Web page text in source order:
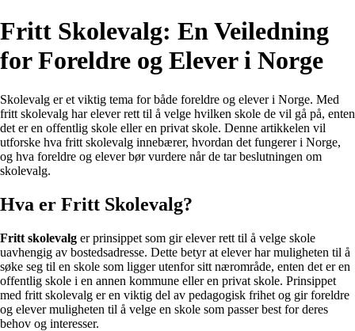
Fritt Skolevalg: En Veiledning
for Foreldre og Elever i Norge
Skolevalg er et viktig tema for både foreldre og elever i Norge. Med
fritt skolevalg har elever rett til å velge hvilken skole de vil gå på, enten
det er en offentlig skole eller en privat skole. Denne artikkelen vil
utforske hva fritt skolevalg innebærer, hvordan det fungerer i Norge,
og hva foreldre og elever bør vurdere når de tar beslutningen om
skolevalg.
Hva er Fritt Skolevalg?
Fritt skolevalg er prinsippet som gir elever rett til å velge skole
uavhengig av bostedsadresse. Dette betyr at elever har muligheten til å
søke seg til en skole som ligger utenfor sitt nærområde, enten det er en
offentlig skole i en annen kommune eller en privat skole. Prinsippet
med fritt skolevalg er en viktig del av pedagogisk frihet og gir foreldre
og elever muligheten til å velge en skole som passer best for deres
behov og interesser.